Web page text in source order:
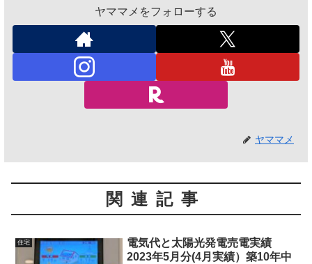
ヤママメをフォローする
ヤママメ
関連記事
住宅
電気代と太陽光発電売電実績
2023年5月分(4月実績）築10年中